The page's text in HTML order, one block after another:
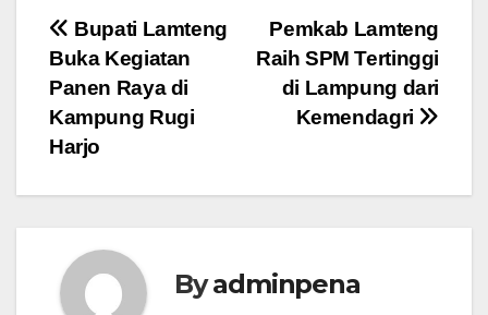
Navigasi
pos
Pemkab Lamteng
Raih SPM Tertinggi
di Lampung dari
Kemendagri
Bupati Lamteng
Buka Kegiatan
Panen Raya di
Kampung Rugi
Harjo
Byadminpena